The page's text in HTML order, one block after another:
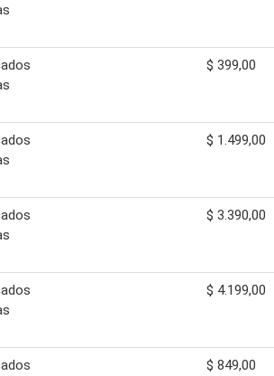
$ 399,00
$ 1.499,00
$ 3.390,00
$ 4.199,00
$ 849,00